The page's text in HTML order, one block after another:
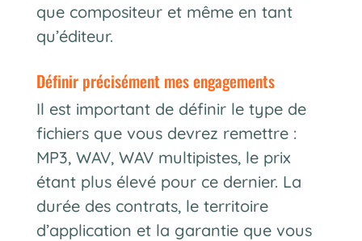
que compositeur et même en tant
qu’éditeur.
définir précisément mes engagements
Il est important de définir le type de
fichiers que vous devrez remettre :
MP3, WAV, WAV multipistes, le prix
étant plus élevé pour ce dernier. La
durée des contrats, le territoire
d’application et la garantie que vous